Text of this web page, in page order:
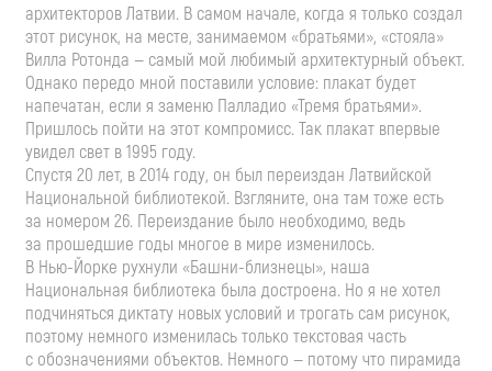
архитекторов Латвии. В самом начале, когда я только создал
этот рисунок, на месте, занимаемом «братьями», «стояла»
Вилла Ротонда — самый мой любимый архитектурный объект.
Однако передо мной поставили условие: плакат будет
напечатан, если я заменю Палладио «Тремя братьями».
Пришлось пойти на этот компромисс. Так плакат впервые
увидел свет в 1995 году.
Спустя 20 лет, в 2014 году, он был переиздан Латвийской
Национальной библиотекой. Взгляните, она там тоже есть
за номером 26. Переиздание было необходимо, ведь
за прошедшие годы многое в мире изменилось.
В Нью-Йорке рухнули «Башни-близнецы», наша
Национальная библиотека была достроена. Но я не хотел
подчиняться диктату новых условий и трогать сам рисунок,
поэтому немного изменилась только текстовая часть
с обозначениями объектов. Немного — потому что пирамида